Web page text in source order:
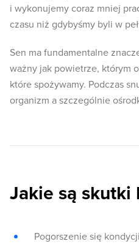
i wykonujemy coraz mniej
czasu niż gdybyśmy byli w
Sen ma fundamentalne
ważny jak powietrze, którym
które spożywamy. Podczas
organizm a szczególnie
Jakie są skutki
Pogorszenie się